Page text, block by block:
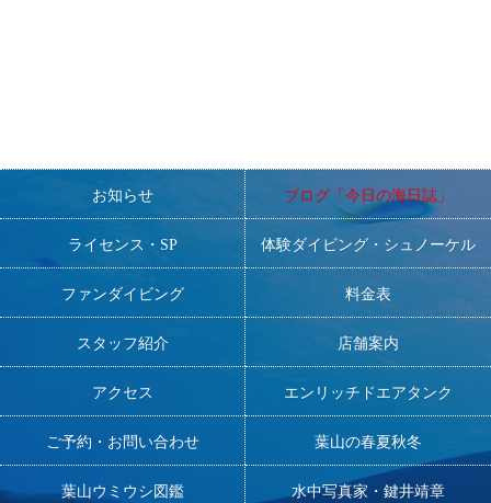
お知らせ ブログ「今日の海日誌」
ライセンス・SP 体験ダイビング・シュノーケル
ファンダイビング 料金表
スタッフ紹介 店舗案内
アクセス エンリッチドエアタンク
ご予約・お問い合わせ 葉山の春夏秋冬
葉山ウミウシ図鑑 水中写真家・鍵井靖章